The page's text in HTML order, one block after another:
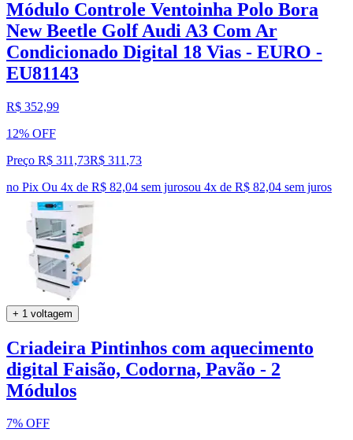
Módulo Controle Ventoinha Polo Bora
New Beetle Golf Audi A3 Com Ar
Condicionado Digital 18 Vias - EURO -
EU81143
R$ 352,99
12% OFF
Preço R$ 311,73R$ 311 ,73
no Pix Ou 4x de R$ 82,04 sem jurosou 4x de R$ 82,04 sem juros
+ 1 voltagem
Criadeira Pintinhos com aquecimento
digital Faisão, Codorna, Pavão - 2
Módulos
7% OFF